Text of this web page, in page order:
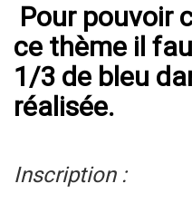
Pour pouvoir
ce thème il
1/3 de bleu
réalisée.
Inscription :